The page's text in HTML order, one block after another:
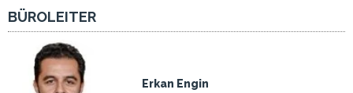
BÜROLEITER
Erkan Engin